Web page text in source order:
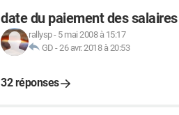
date du paiement des salaires
rallysp- 5 mai 2008 à 15:17
GD -26 avr. 2018 à 20:53
32 réponses